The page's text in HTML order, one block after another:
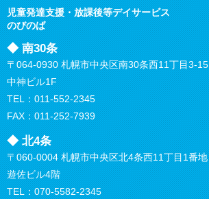
児童発達支援・放課後等デイサービス
のびのば
◆ 南30条
〒064-0930 札幌市中央区南30条西11丁目3-15
中神ビル1F
TEL：011-552-2345
FAX：011-252-7939
◆ 北4条
〒060-0004 札幌市中央区北4条西11丁目1番地
遊佐ビル4階
TEL：070-5582-2345